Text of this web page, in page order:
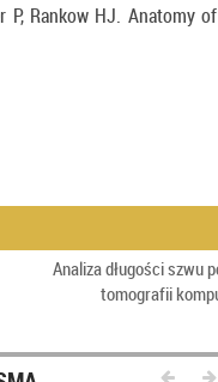
Rankow HJ. Anatomy
Analiza długości szwu
tomografii